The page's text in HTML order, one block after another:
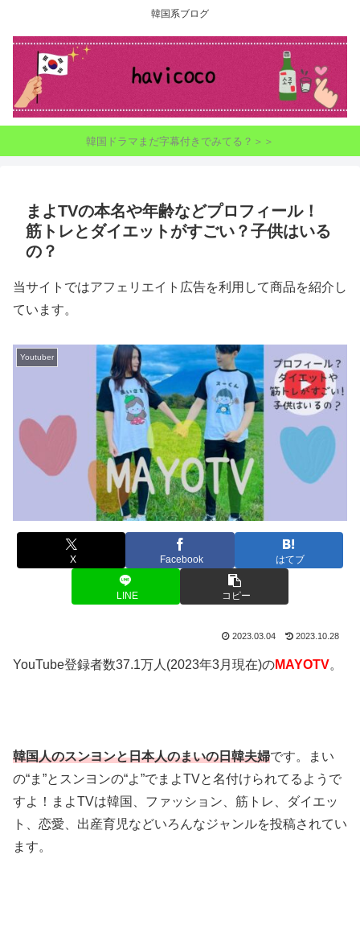
韓国系ブログ
韓国ドラマまだ字幕付きでみてる？＞＞
まよTVの本名や年齢などプロフィール！
筋トレとダイエットがすごい？子供はいる
の？
当サイトではアフェリエイト広告を利用して商品を紹介し
ています。
Youtuber
X Facebook はてブ
LINE コピー
2023.03.04 2023.10.28
YouTube登録者数37.1万人(2023年3月現在)のMAYOTV。
韓国人のスンヨンと日本人のまいの日韓夫婦です。まい
の“ま”とスンヨンの“よ”でまよTVと名付けられてるようで
すよ！まよTVは韓国、ファッション、筋トレ、ダイエッ
ト、恋愛、出産育児などいろんなジャンルを投稿されてい
ます。